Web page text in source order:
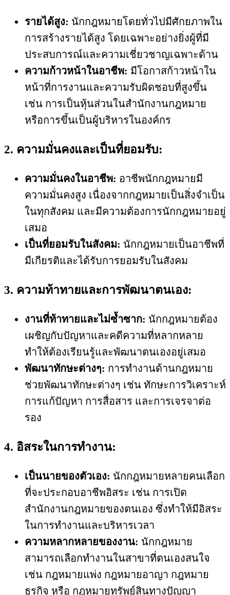
รายได้สูง: นักกฎหมายโดยทั่วไปมีศักยภาพใน
การสร้างรายได้สูง โดยเฉพาะอย่างยิ่งผู้ที่มี
ประสบการณ์และความเชี่ยวชาญเฉพาะด้าน
ความก้าวหน้าในอาชีพ: มีโอกาสก้าวหน้าใน
หน้าที่การงานและความรับผิดชอบที่สูงขึ้น
เช่น การเป็นหุ้นส่วนในสำนักงานกฎหมาย
หรือการขึ้นเป็นผู้บริหารในองค์กร
2. ความมั่นคงและเป็นที่ยอมรับ:
ความมั่นคงในอาชีพ: อาชีพนักกฎหมายมี
ความมั่นคงสูง เนื่องจากกฎหมายเป็นสิ่งจำเป็น
ในทุกสังคม และมีความต้องการนักกฎหมายอยู่
เสมอ
เป็นที่ยอมรับในสังคม: นักกฎหมายเป็นอาชีพที่
มีเกียรติและได้รับการยอมรับในสังคม
3. ความท้าทายและการพัฒนาตนเอง:
งานที่ท้าทายและไม่ซ้ำซาก: นักกฎหมายต้อง
เผชิญกับปัญหาและคดีความที่หลากหลาย
ทำให้ต้องเรียนรู้และพัฒนาตนเองอยู่เสมอ
พัฒนาทักษะต่างๆ: การทำงานด้านกฎหมาย
ช่วยพัฒนาทักษะต่างๆ เช่น ทักษะการวิเคราะห์
การแก้ปัญหา การสื่อสาร และการเจรจาต่อ
รอง
4. อิสระในการทำงาน:
เป็นนายของตัวเอง: นักกฎหมายหลายคนเลือก
ที่จะประกอบอาชีพอิสระ เช่น การเปิด
สำนักงานกฎหมายของตนเอง ซึ่งทำให้มีอิสระ
ในการทำงานและบริหารเวลา
ความหลากหลายของงาน: นักกฎหมาย
สามารถเลือกทำงานในสาขาที่ตนเองสนใจ
เช่น กฎหมายแพ่ง กฎหมายอาญา กฎหมาย
ธุรกิจ หรือ กฎหมายทรัพย์สินทางปัญญา